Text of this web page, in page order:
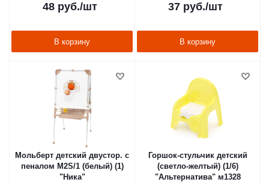
48 руб./шт
В корзину
37 руб./шт
В корзину
Мольберт детский двустор. с
пеналом M2S/1 (белый) (1)
"Ника"
Горшок-стульчик детский
(светло-желтый) (1/6)
"Альтернатива" м1328